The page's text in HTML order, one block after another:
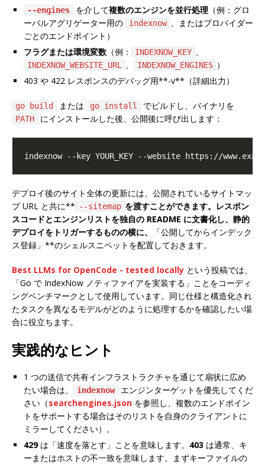
--engines を介して複数のエンジンを並行処理 （例：グロ
ーバルアグリゲーター用の
indexnow 、またはプロバイダー
ごとのエンドポイント）
フラグまたは環境変数 （例： INDEXNOW_KEY 、
INDEXNOW_WEBSITE_URL 、 INDEXNOW_ENGINES ）
403 や 422 レスポンスのデバッグ用**-v**（詳細出力）
go build または go install でビルドし、バイナリを
PATH にインストールした後、公開後に呼び出します：
デプロイ後のサイト全体の更新には、公開されているサイトマッ
プ URL と共に** --sitemap を渡すことができます。レスポン
スコードとエンジンリストを独自の README に文書化し、静的
デプロイをトリガーするものの横に、
「公開してからインデック
ス登録」**のシェルスニペットを配置しておきます。
Best LLMs for OpenCode - tested locally という投稿では、
「Go で IndexNow ノティファイアを実装する」ことをコーディ
ングベンチマークとして使用しています。同じ仕様と構造化され
たタスクを異なるモデルがどのように処理するかを確認したい場
合に役立ちます。
実践的なヒント
1 つの送信で共有インフラストラクチャを通じて扇状に広め
たい場合は、
indexnow
エンジンターゲットを優先してくだ
さい（searchengines.json を参照し、複数のエンドポイン
トをサポートする場合はそのリストを自身のクライアントに
ミラーしてください）。
429は「速度を落とす」ことを意味します。 403 は通常、キ
ーまたはホストの不一致を意味します。まずキーファイルの